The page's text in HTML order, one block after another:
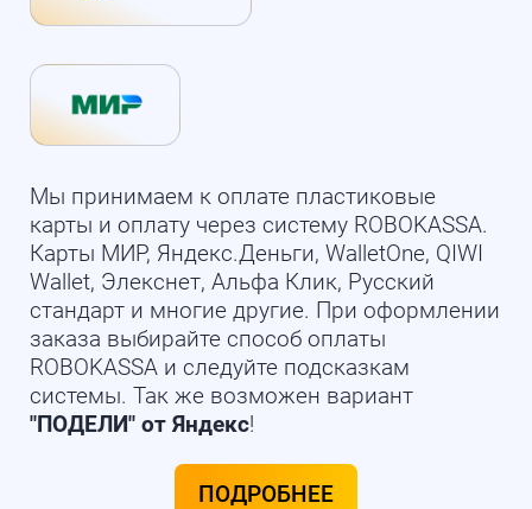
Мы принимаем к оплате пластиковые
карты и оплату через систему ROBOKASSA.
Карты МИР, Яндекс.Деньги, WalletOne, QIWI
Wallet, Элекснет, Альфа Клик, Русский
стандарт и многие другие. При оформлении
заказа выбирайте способ оплаты
ROBOKASSA и следуйте подсказкам
системы. Так же возможен вариант
"ПОДЕЛИ" от Яндекс!
ПОДРОБНЕЕ